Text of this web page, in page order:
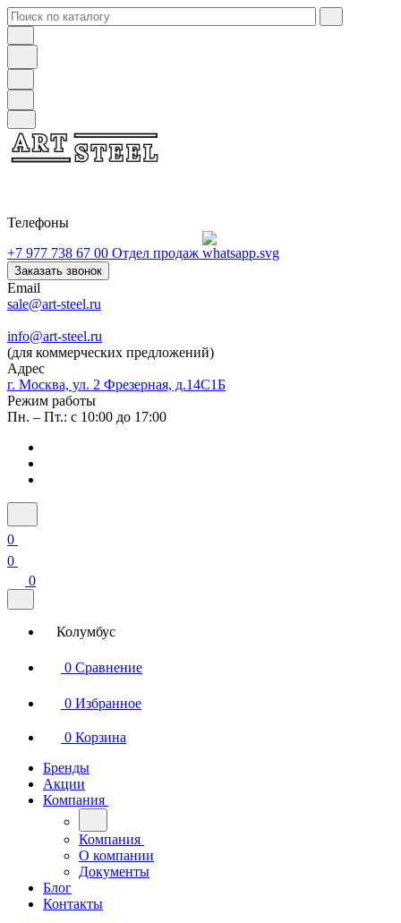
Телефоны
+7 977 738 67 00 Отдел продаж
Заказать звонок
Email
sale@art-steel.ru
info@art-steel.ru
(для коммерческих предложений)
Адрес
г. Москва, ул. 2 Фрезерная, д.14С1Б
Режим работы
Пн. – Пт.: с 10:00 до 17:00
0
0
0
Колумбус
0 Сравнение
0 Избранное
0 Корзина
Бренды
Акции
Компания
Компания
О компании
Документы
Блог
Контакты